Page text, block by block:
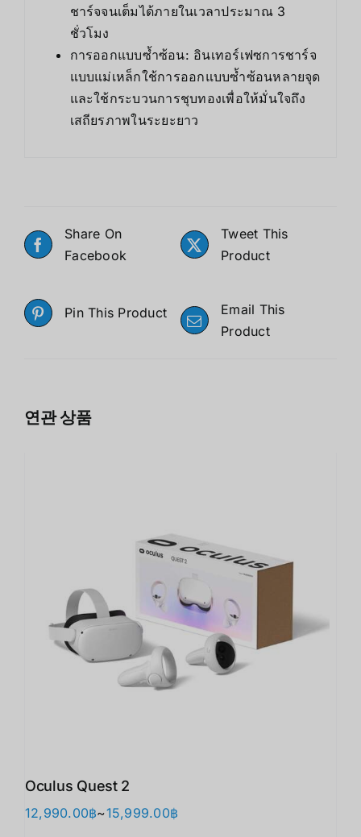
ชาร์จจนเต็มได้ภายในเวลาประมาณ 3
ชั่วโมง
การออกแบบซ้ำซ้อน: อินเทอร์เฟซการชาร์จ
แบบแม่เหล็กใช้การออกแบบซ้ำซ้อนหลายจุด
และใช้กระบวนการชุบทองเพื่อให้มั่นใจถึง
เสถียรภาพในระยะยาว
Share On
Facebook
Tweet This
Product
Pin This Product
Email This
Product
연관 상품
Oculus Quest 2
12,990.00฿~15,999.00฿